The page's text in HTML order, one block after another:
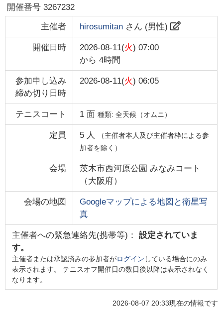
開催番号3267232
主催者 hirosumitanさん (男性)
開催日時 2026-08-11(火) 07:00
から 4時間
参加申し込み
締め切り日時
2026-08-11(火) 06:05
テニスコート 1面 種類: 全天候（オムニ）
定員 5 人
（主催者本人及び主催者枠による参
加者を除く）
会場
茨木市西河原公園 みなみコート
（大阪府）
会場の地図
Googleマップによる地図と衛星写
真
主催者への緊急連絡先(携帯等)： 設定されていま
す。
主催者または承認済みの参加者がログイン している場合にのみ
表示されます。 テニスオフ開催日の数日後以降は表示されなく
なります。
2026-08-07 20:33現在の情報です